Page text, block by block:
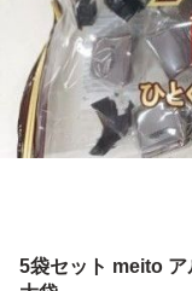
5袋セット meito ア